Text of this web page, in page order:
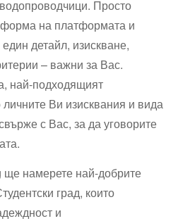
Просто
форма на платформата и
детайл, изискване,
– важни за Вас.
най-подходящият
Ви изисквания и вида
с Вас, за да уговорите
намерете най-добрите
град, които
и